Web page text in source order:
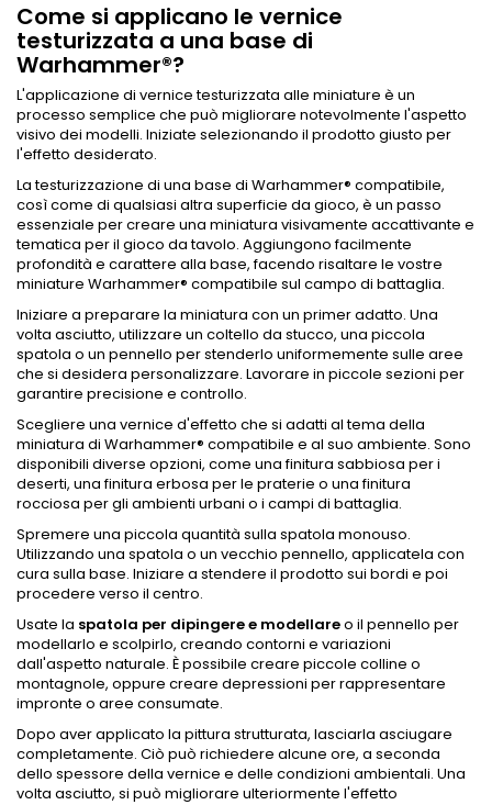
Come si applicano le vernice
testurizzata a una base di
Warhammer®?
L'applicazione di vernice testurizzata alle miniature è un
processo semplice che può migliorare notevolmente l'aspetto
visivo dei modelli. Iniziate selezionando il prodotto giusto per
l'effetto desiderato.
La testurizzazione di una base di Warhammer® compatibile,
così come di qualsiasi altra superficie da gioco, è un passo
essenziale per creare una miniatura visivamente accattivante e
tematica per il gioco da tavolo. Aggiungono facilmente
profondità e carattere alla base, facendo risaltare le vostre
miniature Warhammer® compatibile sul campo di battaglia.
Iniziare a preparare la miniatura con un primer adatto. Una
volta asciutto, utilizzare un coltello da stucco, una piccola
spatola o un pennello per stenderlo uniformemente sulle aree
che si desidera personalizzare. Lavorare in piccole sezioni per
garantire precisione e controllo.
Scegliere una vernice d'effetto che si adatti al tema della
miniatura di Warhammer® compatibile e al suo ambiente. Sono
disponibili diverse opzioni, come una finitura sabbiosa per i
deserti, una finitura erbosa per le praterie o una finitura
rocciosa per gli ambienti urbani o i campi di battaglia.
Spremere una piccola quantità sulla spatola monouso.
Utilizzando una spatola o un vecchio pennello, applicatela con
cura sulla base. Iniziare a stendere il prodotto sui bordi e poi
procedere verso il centro.
Usate la spatola per dipingere e modellareo il pennello per
modellarlo e scolpirlo, creando contorni e variazioni
dall'aspetto naturale. È possibile creare piccole colline o
montagnole, oppure creare depressioni per rappresentare
impronte o aree consumate.
Dopo aver applicato la pittura strutturata, lasciarla asciugare
completamente. Ciò può richiedere alcune ore, a seconda
dello spessore della vernice e delle condizioni ambientali. Una
volta asciutto, si può migliorare ulteriormente l'effetto